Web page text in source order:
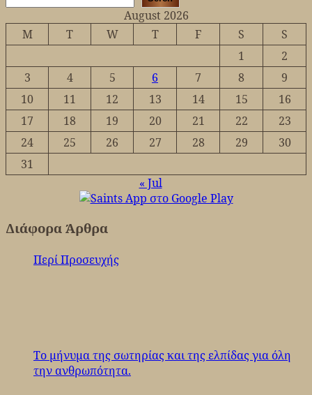
August 2026
M
T W T F S
S
1
2
3
4 5 6 7 8
9
10
11 12 13 14 15
16
17
18 19 20 21 22
23
24
25 26 27 28 29
30
31
« Jul
Διάφορα Άρθρα
Περί Προσευχής
Το μήνυμα της σωτηρίας και της ελπίδας για όλη
την ανθρωπότητα.